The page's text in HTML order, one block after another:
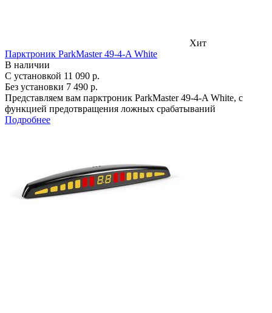
Хит
Парктроник ParkMaster 49-4-A White
В наличии
С установкой 11 090 р.
Без установки 7 490 р.
Представляем вам парктроник ParkMaster 49-4-A White, с
функцией предотвращения ложных срабатываний
Подробнее